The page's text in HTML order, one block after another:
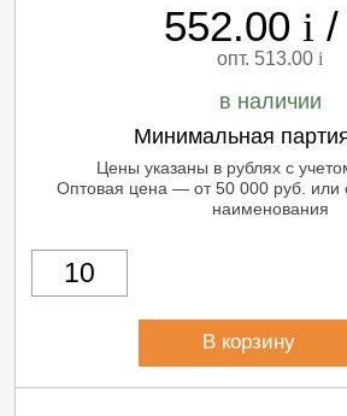
552.00 i /
опт. 513.00 i
в наличии
Минимальная
Цены указаны в рублях с
Оптовая цена — от 50 000 руб. или
наименования
В корзину